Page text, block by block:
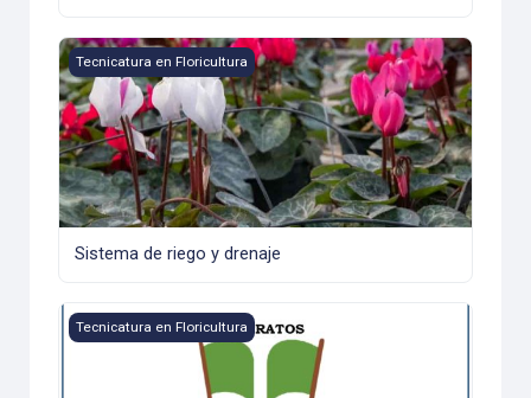
Sistema de riego y drenaje
Tecnicatura en Floricultura
Sistema de riego y drenaje
Sustratos, Fertilizantes y Agua (2014) - Sustratos, Agua y
Tecnicatura en Floricultura